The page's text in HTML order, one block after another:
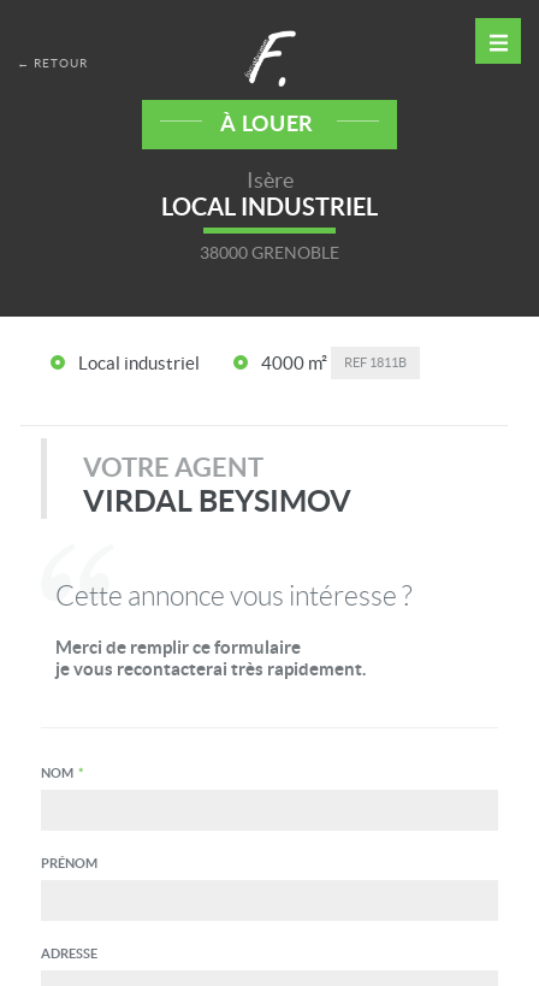
← RETOUR
À LOUER
Isère
LOCAL INDUSTRIEL
38000 GRENOBLE
Local industriel 4000 m² REF 1811B
VOTRE AGENT
VIRDAL BEYSIMOV
Cette annonce vous intéresse ?
Merci de remplir ce formulaire
je vous recontacterai très rapidement.
NOM *
PRÉNOM
ADRESSE